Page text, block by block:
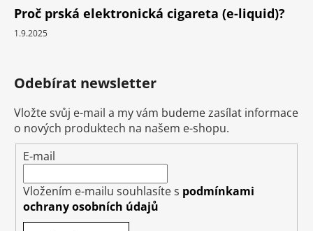
Proč prská elektronická cigareta (e-liquid)?
1.9.2025
Odebírat newsletter
Vložte svůj e-mail a my vám budeme zasílat informace
o nových produktech na našem e-shopu.
E-mail
Vložením e-mailu souhlasíte s podmínkami
ochrany osobních údajů